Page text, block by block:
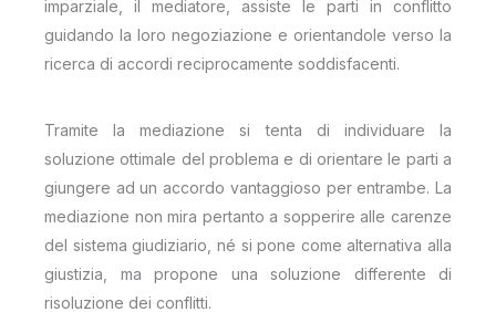
imparziale, il mediatore, assiste le parti in conflitto
guidando la loro negoziazione e orientandole verso la
ricerca di accordi reciprocamente soddisfacenti.
Tramite la mediazione si tenta di individuare la
soluzione ottimale del problema e di orientare le parti a
giungere ad un accordo vantaggioso per entrambe. La
mediazione non mira pertanto a sopperire alle carenze
del sistema giudiziario, né si pone come alternativa alla
giustizia, ma propone una soluzione differente di
risoluzione dei conflitti.